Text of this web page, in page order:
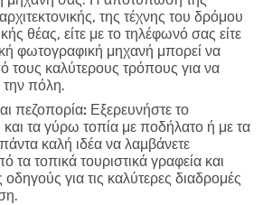
της τέχνης του δρόμου
θέας, είτε με το τηλέφωνό σας είτε
φωτογραφική μηχανή μπορεί να
τους καλύτερους τρόπους για να
την πόλη.
πεζοπορία: Εξερευνήστε το
τα γύρω τοπία με ποδήλατο ή με τα
καλή ιδέα να λαμβάνετε
τα τοπικά τουριστικά γραφεία και
οδηγούς για τις καλύτερες διαδρομές